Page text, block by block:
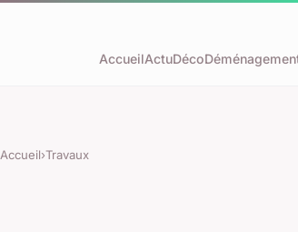
AccueilActuDéco
Accueil›Travaux